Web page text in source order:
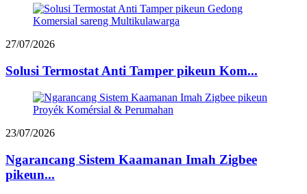
27/07/2026
Solusi Termostat Anti Tamper pikeun Kom...
23/07/2026
Ngarancang Sistem Kaamanan Imah Zigbee
pikeun...